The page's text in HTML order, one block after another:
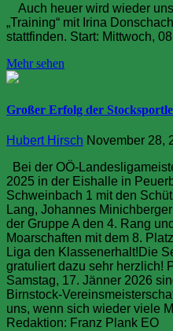
Auch heuer wird wieder
„Training“ mit Irina
stattfinden. Start:
Mehr sehen
Großer Erfolg der
Hubert Hirsch November 28,
Bei der OÖ-
2025 in der Eishalle in
Schweinbach 1 mit den
Lang, Johannes
der Gruppe A den 4. Rang
Moarschaften mit dem 8.
Liga den Klassenerhalt!Die
gratuliert dazu sehr herzlich!
Samstag, 17. Jänner 2026
Birnstock-
uns, wenn sich wieder viele
Redaktion: Franz Plank EO